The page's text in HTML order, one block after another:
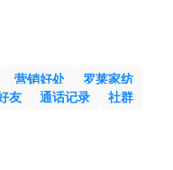
营销好处
罗莱家纺
友 通话记录 社群